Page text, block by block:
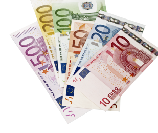
PLZ und Ort
Foto Nr. 1
Foto Nr. 2
Foto Nr. 3